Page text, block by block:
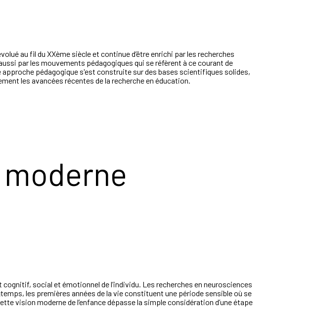
au fil du XXème siècle et continue d’être enrichi par les recherches
par les mouvements pédagogiques qui se réfèrent à ce courant de
approche pédagogique s'est construite sur des bases scientifiques solides,
les avancées récentes de la recherche en éducation.
social et émotionnel de l’individu. Les recherches en neurosciences
les premières années de la vie constituent une période sensible où se
vision moderne de l’enfance dépasse la simple considération d’une étape